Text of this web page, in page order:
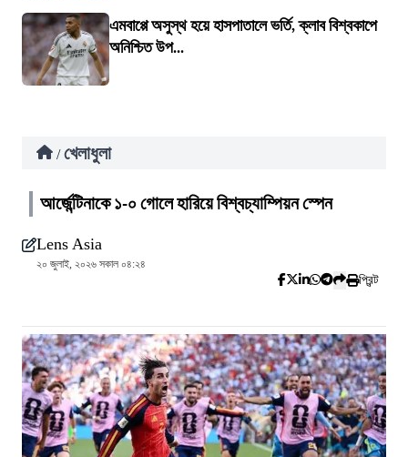
এমবাপ্পে অসুস্থ হয়ে হাসপাতালে ভর্তি, ক্লাব বিশ্বকাপে
অনিশ্চিত উপ...
/ খেলাধুলা
আর্জেন্টিনাকে ১-০ গোলে হারিয়ে বিশ্বচ্যাম্পিয়ন স্পেন
Lens Asia
২০ জুলাই, ২০২৬ সকাল ০৪:২৪
প্রিন্ট